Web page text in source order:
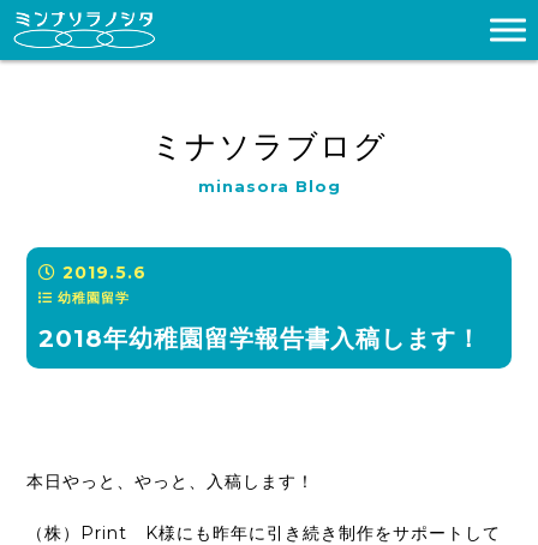
ミナソラブログ
minasora Blog
2019.5.6
幼稚園留学
2018年幼稚園留学報告書入稿します！
本日やっと、やっと、入稿します！
（株）Print K様にも昨年に引き続き制作をサポートして